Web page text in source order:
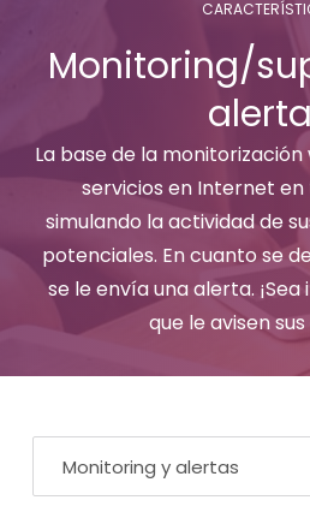
de
servicios
Internet
-
El
tiempo
(activo)
oro
Monitoring/
La base de la
servicios en Internet
simulando la actividad de
potenciales. En cuanto se
se le envía una alerta.
que le avisen